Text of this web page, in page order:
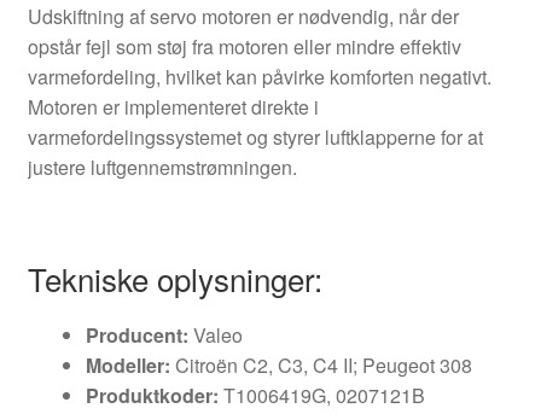
Udskiftning af servo motoren er nødvendig, når der
opstår fejl som støj fra motoren eller mindre effektiv
varmefordeling, hvilket kan påvirke komforten negativt.
Motoren er implementeret direkte i
varmefordelingssystemet og styrer luftklapperne for at
justere luftgennemstrømningen.
Tekniske oplysninger:
Producent: Valeo
Modeller: Citroën C2, C3, C4 II; Peugeot 308
Produktkoder: T1006419G, 0207121B